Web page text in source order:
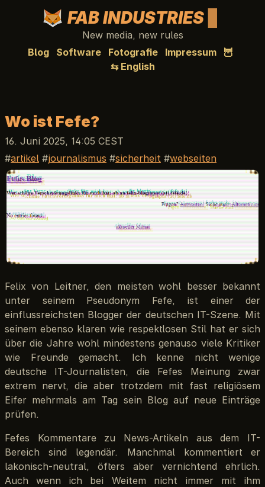
FAB INDUSTRIES
New media, new rules
Blog
Software Fotografie Impressum
🦉
⇆ English
Wo ist Fefe?
16. Juni 2025, 14:05 CEST
artikel
journalismus sicherheit webseiten
Felix von Leitner, den meisten wohl besser bekannt
unter seinem Pseudonym Fefe, ist einer der
einflussreichsten Blogger der deutschen IT-Szene. Mit
seinem ebenso klaren wie respektlosen Stil hat er sich
über die Jahre wohl mindestens genauso viele Kritiker
wie Freunde gemacht. Ich kenne nicht wenige
deutsche IT-Journalisten, die Fefes Meinung zwar
extrem nervt, die aber trotzdem mit fast religiösem
Eifer mehrmals am Tag sein Blog auf neue Einträge
prüfen.
Fefes Kommentare zu News-Artikeln aus dem IT-
Bereich sind legendär. Manchmal kommentiert er
lakonisch-neutral, öfters aber vernichtend ehrlich.
Auch wenn ich bei Weitem nicht immer mit ihm